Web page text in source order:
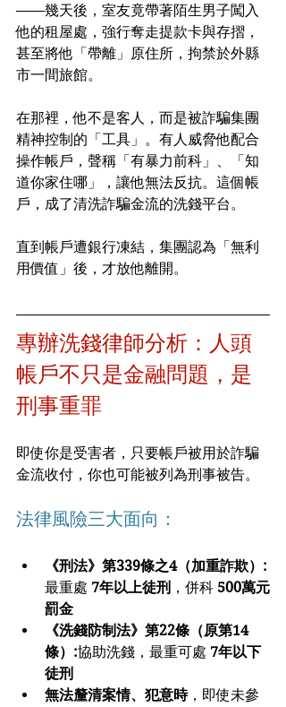
——幾天後，室友竟帶著陌生男子闖入
他的租屋處，強行奪走提款卡與存摺，
甚至將他「帶離」原住所，拘禁於外縣
市一間旅館。
在那裡，他不是客人，而是被詐騙集團
精神控制的「工具」。有人威脅他配合
操作帳戶，聲稱「有暴力前科」、「知
道你家住哪」，讓他無法反抗。這個帳
戶，成了清洗詐騙金流的洗錢平台。
直到帳戶遭銀行凍結，集團認為「無利
用價值」後，才放他離開。
專辦洗錢律師分析：人頭
帳戶不只是金融問題，是
刑事重罪
即使你是受害者，只要帳戶被用於詐騙
金流收付，你也可能被列為刑事被告。
法律風險三大面向：
《刑法》第339條之4（加重詐欺）:
最重處 7年以上徒刑 ，併科 500萬元
罰金
《洗錢防制法》第22條（原第14
條）:協助洗錢，最重可處 7年以下
徒刑
無法釐清案情、犯意時，即使未參